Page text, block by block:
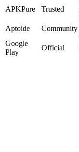
APKPure
Trusted
Aptoide
Community
Google
Play
Official